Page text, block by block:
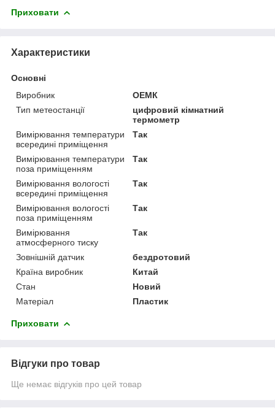
Приховати
Характеристики
Основні
Виробник
ОЕМК
Тип метеостанції
цифровий кімнатний
термометр
Вимірювання температури
всередині приміщення
Так
Вимірювання температури
поза приміщенням
Так
Вимірювання вологості
всередині приміщення
Так
Вимірювання вологості
поза приміщенням
Так
Вимірювання
атмосферного тиску
Так
Зовнішній датчик
бездротовий
Країна виробник
Китай
Стан
Новий
Матеріал
Пластик
Приховати
Відгуки про товар
Ще немає відгуків про цей товар